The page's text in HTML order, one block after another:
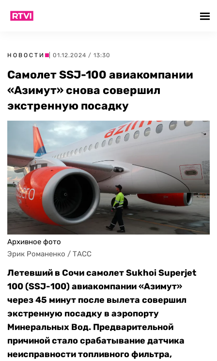
НОВОСТИ | 01.12.2024 / 13:30
Самолет SSJ-100 авиакомпании
«Азимут» снова совершил
экстренную посадку
Архивное фото
Эрик Романенко / ТАСС
Летевший в Сочи самолет Sukhoi Superjet
100 (SSJ-100) авиакомпании «Азимут»
через 45 минут после вылета совершил
экстренную посадку в аэропорту
Минеральных Вод. Предварительной
причиной стало срабатывание датчика
неисправности топливного фильтра,